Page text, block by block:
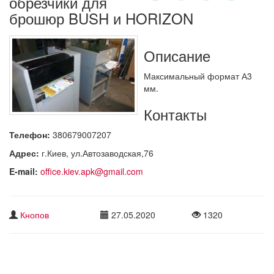
брошюр BUSH и HORIZON
Описание
Максимальный формат А3
мм.
Контакты
Телефон: 380679007207
Адрес: г.Киев, ул.Автозаводская,76
E-mail: office.kiev.apk@gmail.com
Кнопов 27.05.2020 1320